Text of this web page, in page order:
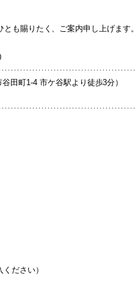
も賜りたく、ご案内申し上げます。
田町1-4 市ケ谷駅より徒歩3分）
ださい）